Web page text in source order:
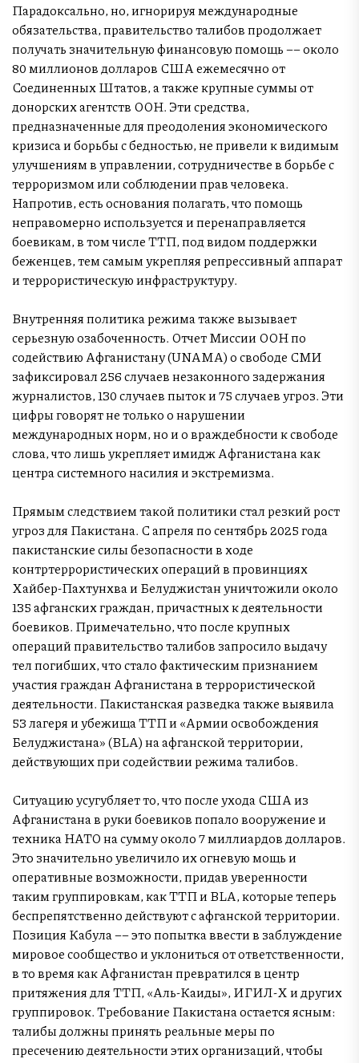
Парадоксально, но, игнорируя международные
обязательства, правительство талибов продолжает
получать значительную финансовую помощь –– около
80 миллионов долларов США ежемесячно от
Соединенных Штатов, а также крупные суммы от
донорских агентств ООН. Эти средства,
предназначенные для преодоления экономического
кризиса и борьбы с бедностью, не привели к видимым
улучшениям в управлении, сотрудничестве в борьбе с
терроризмом или соблюдении прав человека.
Напротив, есть основания полагать, что помощь
неправомерно используется и перенаправляется
боевикам, в том числе ТТП, под видом поддержки
беженцев, тем самым укрепляя репрессивный аппарат
и террористическую инфраструктуру.
Внутренняя политика режима также вызывает
серьезную озабоченность. Отчет Миссии ООН по
содействию Афганистану (UNAMA) о свободе СМИ
зафиксировал 256 случаев незаконного задержания
журналистов, 130 случаев пыток и 75 случаев угроз. Эти
цифры говорят не только о нарушении
международных норм, но и о враждебности к свободе
слова, что лишь укрепляет имидж Афганистана как
центра системного насилия и экстремизма.
Прямым следствием такой политики стал резкий рост
угроз для Пакистана. С апреля по сентябрь 2025 года
пакистанские силы безопасности в ходе
контртеррористических операций в провинциях
Хайбер-Пахтунхва и Белуджистан уничтожили около
135 афганских граждан, причастных к деятельности
боевиков. Примечательно, что после крупных
операций правительство талибов запросило выдачу
тел погибших, что стало фактическим признанием
участия граждан Афганистана в террористической
деятельности. Пакистанская разведка также выявила
53 лагеря и убежища ТТП и «Армии освобождения
Белуджистана» (BLA) на афганской территории,
действующих при содействии режима талибов.
Ситуацию усугубляет то, что после ухода США из
Афганистана в руки боевиков попало вооружение и
техника НАТО на сумму около 7 миллиардов долларов.
Это значительно увеличило их огневую мощь и
оперативные возможности, придав уверенности
таким группировкам, как ТТП и BLA, которые теперь
беспрепятственно действуют с афганской территории.
Позиция Кабула –– это попытка ввести в заблуждение
мировое сообщество и уклониться от ответственности,
в то время как Афганистан превратился в центр
притяжения для ТТП, «Аль-Каиды», ИГИЛ-Х и других
группировок. Требование Пакистана остается ясным:
талибы должны принять реальные меры по
пресечению деятельности этих организаций, чтобы